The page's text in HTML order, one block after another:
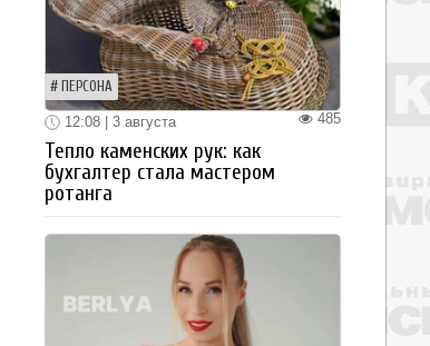
ПЕРСОНА
485
12:08 | 3 августа
Тепло каменских рук: как
бухгалтер стала мастером
ротанга